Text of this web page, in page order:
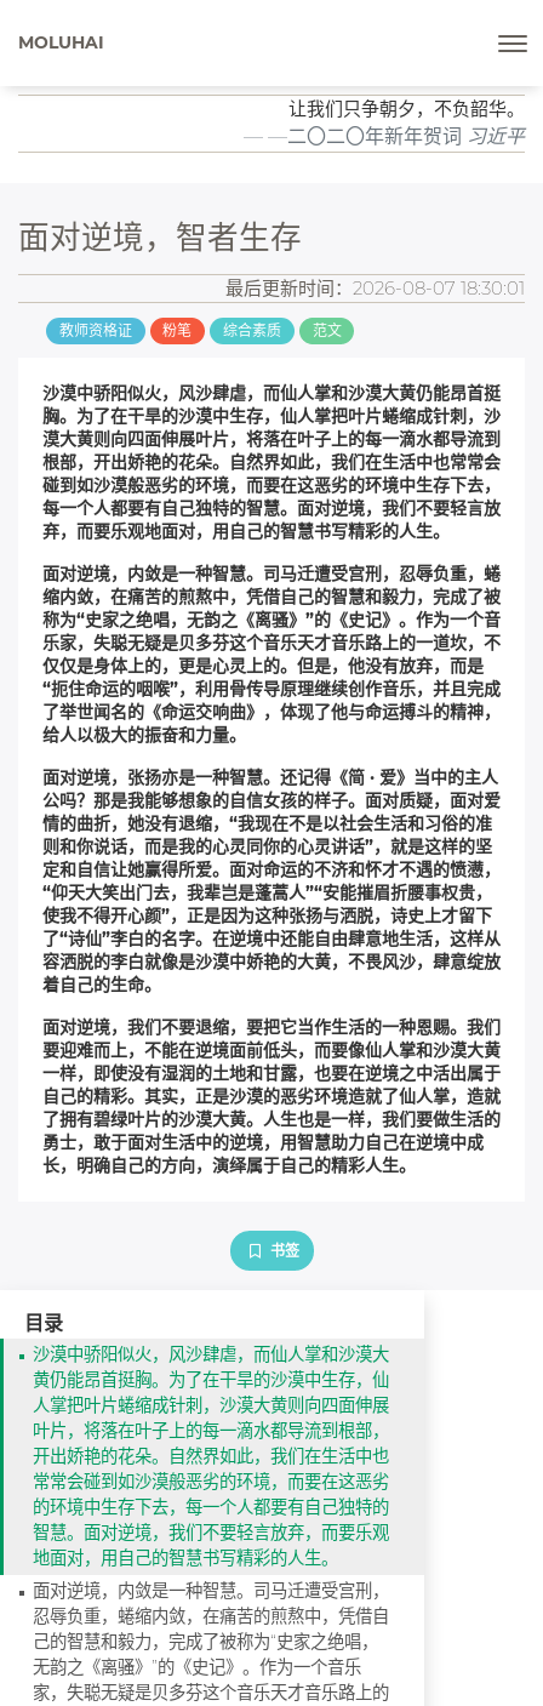
MOLUHAI
让我们只争朝夕，不负韶华。
—二〇二〇年新年贺词 习近平
面对逆境，智者生存
最后更新时间：2026-08-07 18:30:01
教师资格证 粉笔 综合素质 范文
沙漠中骄阳似火，风沙肆虐，而仙人掌和沙漠大黄仍能昂首挺
胸。为了在干旱的沙漠中生存，仙人掌把叶片蜷缩成针刺，沙
漠大黄则向四面伸展叶片，将落在叶子上的每一滴水都导流到
根部，开出娇艳的花朵。自然界如此，我们在生活中也常常会
碰到如沙漠般恶劣的环境，而要在这恶劣的环境中生存下去，
每一个人都要有自己独特的智慧。面对逆境，我们不要轻言放
弃，而要乐观地面对，用自己的智慧书写精彩的人生。
面对逆境，内敛是一种智慧。司马迁遭受宫刑，忍辱负重，蜷
缩内敛，在痛苦的煎熬中，凭借自己的智慧和毅力，完成了被
称为“史家之绝唱，无韵之《离骚》”的《史记》。作为一个音
乐家，失聪无疑是贝多芬这个音乐天才音乐路上的一道坎，不
仅仅是身体上的，更是心灵上的。但是，他没有放弃，而是
“扼住命运的咽喉”，利用骨传导原理继续创作音乐，并且完成
了举世闻名的《命运交响曲》，体现了他与命运搏斗的精神，
给人以极大的振奋和力量。
面对逆境，张扬亦是一种智慧。还记得《简 · 爱》当中的主人
公吗？那是我能够想象的自信女孩的样子。面对质疑，面对爱
情的曲折，她没有退缩，“我现在不是以社会生活和习俗的准
则和你说话，而是我的心灵同你的心灵讲话”，就是这样的坚
定和自信让她赢得所爱。面对命运的不济和怀才不遇的愤懑，
“仰天大笑出门去，我辈岂是蓬蒿人”“安能摧眉折腰事权贵，
使我不得开心颜”，正是因为这种张扬与洒脱，诗史上才留下
了“诗仙”李白的名字。在逆境中还能自由肆意地生活，这样从
容洒脱的李白就像是沙漠中娇艳的大黄，不畏风沙，肆意绽放
着自己的生命。
面对逆境，我们不要退缩，要把它当作生活的一种恩赐。我们
要迎难而上，不能在逆境面前低头，而要像仙人掌和沙漠大黄
一样，即使没有湿润的土地和甘露，也要在逆境之中活出属于
自己的精彩。其实，正是沙漠的恶劣环境造就了仙人掌，造就
了拥有碧绿叶片的沙漠大黄。人生也是一样，我们要做生活的
勇士，敢于面对生活中的逆境，用智慧助力自己在逆境中成
长，明确自己的方向，演绎属于自己的精彩人生。
书签
目录
沙漠中骄阳似火，风沙肆虐，而仙人掌和沙漠大
黄仍能昂首挺胸。为了在干旱的沙漠中生存，仙
人掌把叶片蜷缩成针刺，沙漠大黄则向四面伸展
叶片，将落在叶子上的每一滴水都导流到根部，
开出娇艳的花朵。自然界如此，我们在生活中也
常常会碰到如沙漠般恶劣的环境，而要在这恶劣
的环境中生存下去，每一个人都要有自己独特的
智慧。面对逆境，我们不要轻言放弃，而要乐观
地面对，用自己的智慧书写精彩的人生。
面对逆境，内敛是一种智慧。司马迁遭受宫刑，
忍辱负重，蜷缩内敛，在痛苦的煎熬中，凭借自
己的智慧和毅力，完成了被称为“史家之绝唱，
无韵之《离骚》”的《史记》。作为一个音乐
家，失聪无疑是贝多芬这个音乐天才音乐路上的